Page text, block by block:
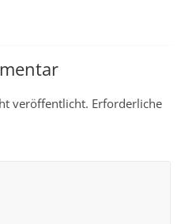
veröffentlicht. Erforderliche